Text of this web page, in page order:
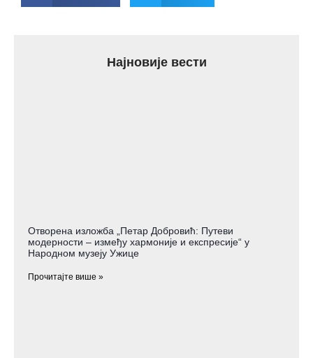
Најновије вести
Отворена изложба „Петар Добровић: Путеви
модерности – између хармоније и експресије“ у
Народном музеју Ужице
Прочитајте више »